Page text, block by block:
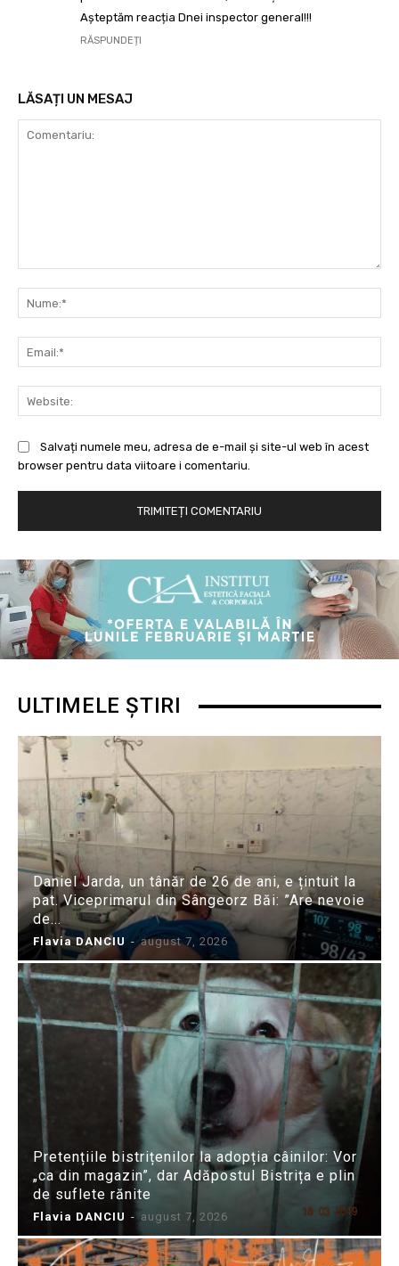
Așteptăm reacția Dnei inspector general!!!
RĂSPUNDEȚI
LĂSAȚI UN MESAJ
Salvați numele meu, adresa de e-mail și site-ul web în acest
browser pentru data viitoare i comentariu.
ULTIMELE ȘTIRI
Daniel Jarda, un tânăr de 26 de ani, e țintuit la
pat. Viceprimarul din Sângeorz Băi: ”Are nevoie
de...
Flavia DANCIU - august 7, 2026
Pretențiile bistrițenilor la adopția câinilor: Vor
„ca din magazin”, dar Adăpostul Bistrița e plin
de suflete rănite
Flavia DANCIU - august 7, 2026